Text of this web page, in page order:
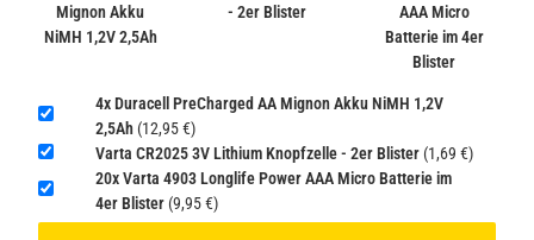
Verbatim Cool'n'Go AirJet Handventilator 4000mAh
Grau Lila
inkl. 19% USt. zzgl.Versand
(Gefahrgut UN3480 Versand
gem. SV188 ADR)
−
Mignon Akku
NiMH 1,2V 2,5Ah
- 2er Blister
AAA Micro
Batterie im 4er
Blister
4x Duracell PreCharged AA Mignon Akku NiMH 1,2V
2,5Ah (12,95 €)
Varta CR2025 3V Lithium Knopfzelle - 2er Blister (1,69 €)
20x Varta 4903 Longlife Power AAA Micro Batterie im
4er Blister (9,95 €)